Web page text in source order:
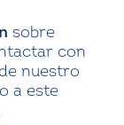
sobre
con
nuestro
a este